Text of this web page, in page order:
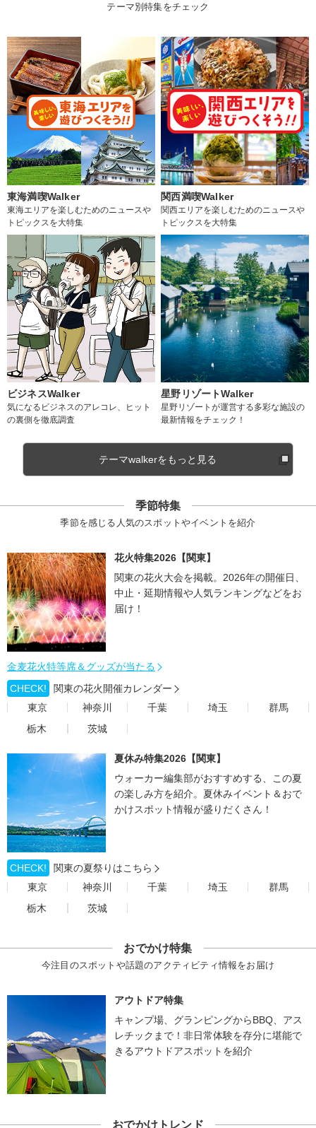
テーマ別特集をチェック
東海満喫Walker
東海エリアを楽しむためのニュースや
トピックスを大特集
関西満喫Walker
関西エリアを楽しむためのニュースや
トピックスを大特集
ビジネスWalker
気になるビジネスのアレコレ、ヒット
の裏側を徹底調査
星野リゾートWalker
星野リゾートが運営する多彩な施設の
最新情報をチェック！
テーマwalkerをもっと見る
季節特集
季節を感じる人気のスポットやイベントを紹介
花火特集2026【関東】
関東の花火大会を掲載。2026年の開催日、
中止・延期情報や人気ランキングなどをお
届け！
金麦花火特等席＆グッズが当たる
CHECK!
関東の花火開催カレンダー
東京
神奈川 千葉 埼玉
群馬
栃木
茨城
夏休み特集2026【関東】
ウォーカー編集部がおすすめする、この夏
の楽しみ方を紹介。夏休みイベント＆おで
かけスポット情報が盛りだくさん！
CHECK!
関東の夏祭りはこちら
東京
神奈川 千葉 埼玉
群馬
栃木
茨城
おでかけ特集
今注目のスポットや話題のアクティビティ情報をお届け
アウトドア特集
キャンプ場、グランピングからBBQ、アス
レチックまで！非日常体験を存分に堪能で
きるアウトドアスポットを紹介
おでかけトレンド